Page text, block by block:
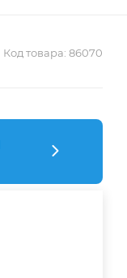
Код товара: 86070